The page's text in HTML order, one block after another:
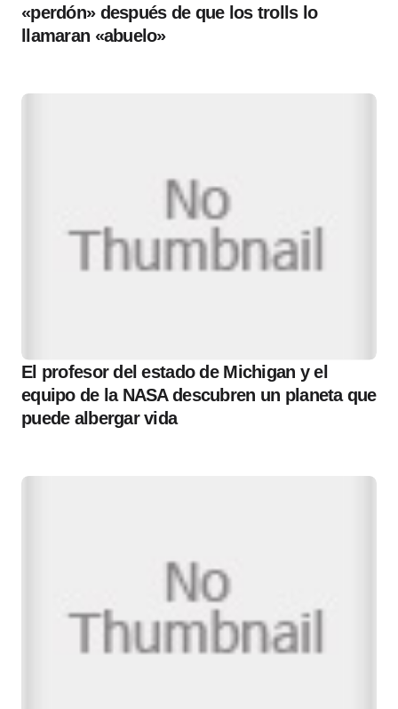
«perdón» después de que los trolls lo
llamaran «abuelo»
El profesor del estado de Michigan y el
equipo de la NASA descubren un planeta que
puede albergar vida